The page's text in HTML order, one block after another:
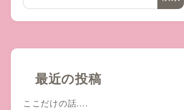
最近の投稿
ここだけの話….